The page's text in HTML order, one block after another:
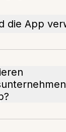
die App